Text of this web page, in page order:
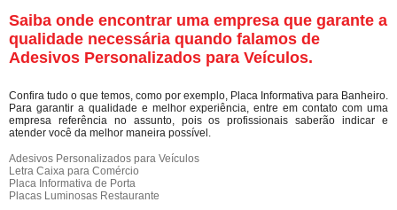
Saiba onde encontrar uma empresa que garante a
qualidade necessária quando falamos de
Adesivos Personalizados para Veículos.
Confira tudo o que temos, como por exemplo, Placa Informativa para Banheiro.
Para garantir a qualidade e melhor experiência, entre em contato com uma
empresa referência no assunto, pois os profissionais saberão indicar e
atender você da melhor maneira possível.
Adesivos Personalizados para Veículos
Letra Caixa para Comércio
Placa Informativa de Porta
Placas Luminosas Restaurante